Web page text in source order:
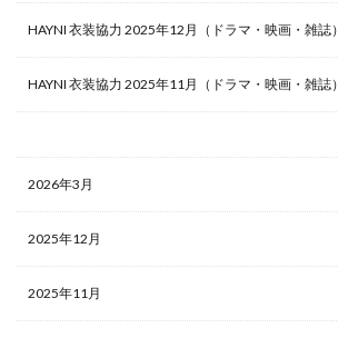
HAYNI 衣装協力 2025年12月（ドラマ・映画・雑誌）
HAYNI 衣装協力 2025年11月（ドラマ・映画・雑誌）
2026年3月
2025年12月
2025年11月